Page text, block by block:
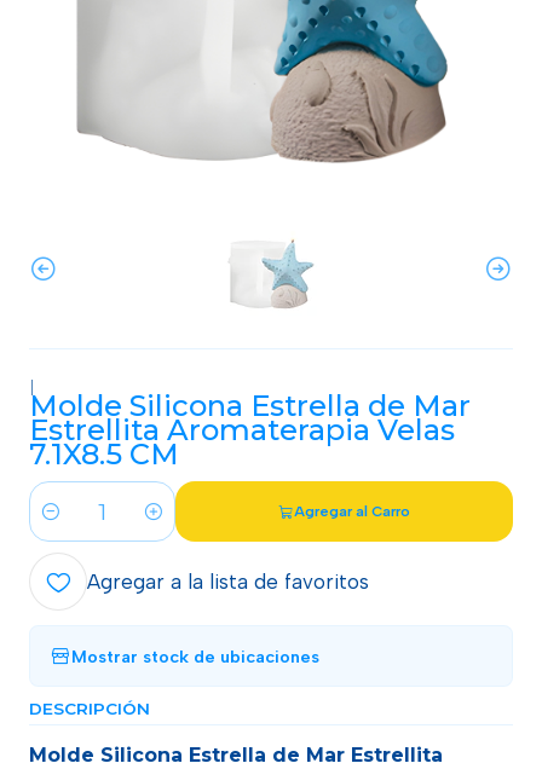
|
Molde Silicona Estrella de Mar
Estrellita Aromaterapia Velas
7.1X8.5 CM
Cantidad
Agregar al Carro
Agregar a la lista de favoritos
Mostrar stock de ubicaciones
DESCRIPCIÓN
Molde Silicona Estrella de Mar Estrellita